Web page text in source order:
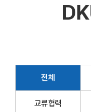
전체
교류협력